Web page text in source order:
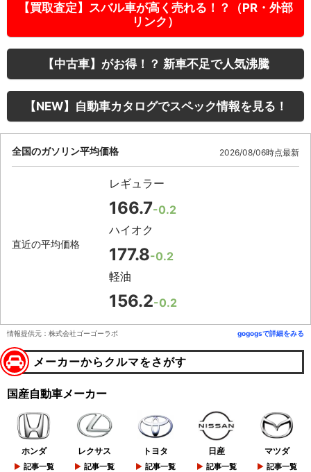
【買取査定】スバル車が高く売れる！？（PR・外部
リンク）
【中古車】がお得！？ 新車不足で人気沸騰
【NEW】自動車カタログでスペック情報を見る！
全国のガソリン平均価格 2026/08/06時点最新
直近の平均価格
レギュラー
166.7-0.2
ハイオク
177.8-0.2
軽油
156.2-0.2
情報提供元：株式会社ゴーゴーラボ gogogsで詳細をみる
メーカーからクルマをさがす
国産自動車メーカー
ホンダ
記事一覧
レクサス
記事一覧
トヨタ
記事一覧
日産
記事一覧
マツダ
記事一覧